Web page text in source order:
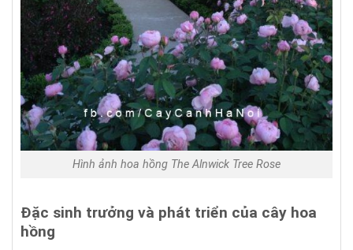
Hình ảnh hoa hồng The Alnwick Tree Rose
Đặc sinh trưởng và phát triển của cây hoa
hồng